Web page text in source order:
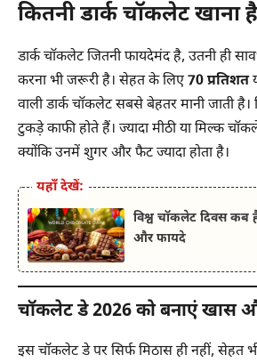
कितनी डार्क चॉकलेट खाना
डार्क चॉकलेट जितनी फायदेमंद है, उतनी ही
करना भी जरूरी है। सेहत के लिए70 प्रतिशत
वाली डार्क चॉकलेट सबसे बेहतर मानी जाती है।
टुकड़े काफी होते हैं। ज्यादा मीठी या मिल्क
क्योंकि उनमें शुगर और फैट ज्यादा होता है।
यहाँ देखें:
विश्व चॉकलेट दिवस कब
और फायदे
चॉकलेट डे 2026 को बनाएं खास
इस चॉकलेट डे पर सिर्फ मिठास ही नहीं, सेहत